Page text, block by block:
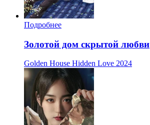
Подробнее
Золотой дом скрытой любви
Golden House Hidden Love 2024